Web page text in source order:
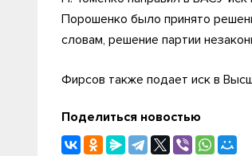
Порошенко было принято
словам, решение партии
Фирсов также подает иск в
Поделиться новостью